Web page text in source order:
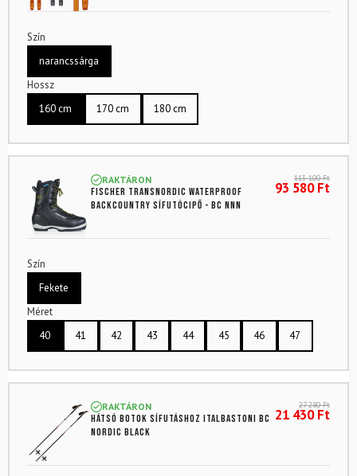
Szín
narancssárga
Hossz
160 cm
170 cm 180 cm
RAKTÁRON
FISCHER Transnordic Waterproof
backcountry sífutócipő - BC NNN
113 100Ft
93 580Ft
Szín
Fekete
Méret
40
41 42 43 44 45 46 47
RAKTÁRON
Hátsó botok sífutáshoz ITALBASTONI BC
Nordic Black
27 280Ft
21 430Ft